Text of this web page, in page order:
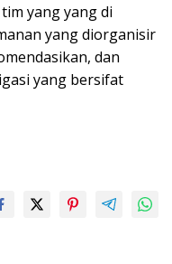
yang yang di
yang diorganisir
dan
yang bersifat